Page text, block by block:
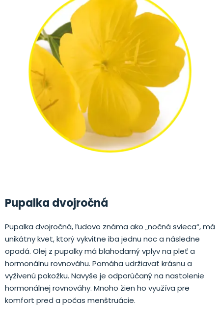
Pupalka dvojročná
Pupalka dvojročná, ľudovo známa ako „nočná svieca“, má
unikátny kvet, ktorý vykvitne iba jednu noc a následne
opadá. Olej z pupalky má blahodarný vplyv na pleť a
hormonálnu rovnováhu. Pomáha udržiavať krásnu a
vyživenú pokožku. Navyše je odporúčaný na nastolenie
hormonálnej rovnováhy. Mnoho žien ho využíva pre
komfort pred a počas menštruácie.